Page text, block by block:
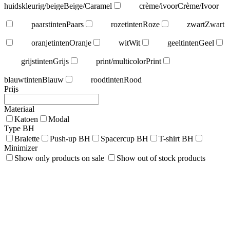
huidskleurig/beigeBeige/Caramel crème/ivoorCrème/Ivoor
paarstintenPaars rozetintenRoze zwartZwart
oranjetintenOranje witWit geeltintenGeel
grijstintenGrijs print/multicolorPrint
blauwtintenBlauw roodtintenRood
Prijs
Materiaal
Katoen
Modal
Type BH
Bralette
Push-up BH Spacercup BH
T-shirt BH
Minimizer
Show only products on sale
Show out of stock products